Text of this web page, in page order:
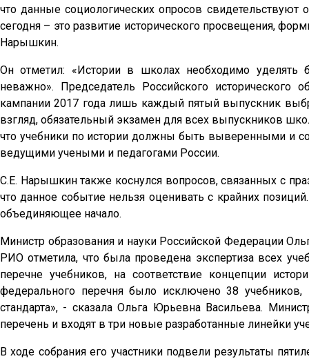
что данные социологических опросов
сегодня – это развитие исторического просвещения,
Нарышкин.
Он отметил: «Истории в школах необходимо
неважно». Председатель Российского исторического
кампании 2017 года лишь каждый пятый выпускник
взгляд, обязательный экзамен для всех выпускников
что учебники по истории должны быть выверенными и
ведущими учеными и педагогами России.
С.Е. Нарышкин также коснулся вопросов, связанных с
что данное событие нельзя оценивать с крайних
объединяющее начало.
Министр образования и науки Российской Федерации
РИО отметила, что была проведена экспертиза всех
перечне учебников, на соответствие концепции
федерального перечня было исключено 38 учебников,
стандарта», - сказала Ольга Юрьевна Васильева.
перечень и входят в три новые разработанные линейки
В ходе собрания его участники подвели результаты